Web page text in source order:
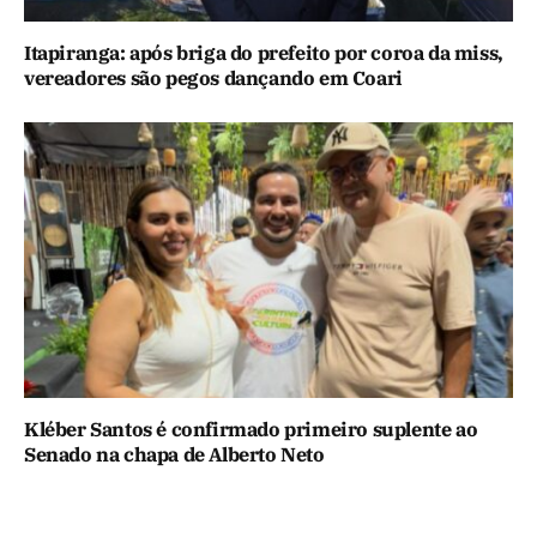
Itapiranga: após briga do prefeito por coroa da miss,
vereadores são pegos dançando em Coari
Kléber Santos é confirmado primeiro suplente ao
Senado na chapa de Alberto Neto